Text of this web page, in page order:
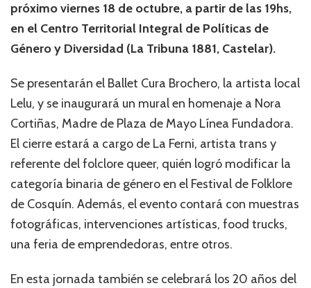
próximo viernes 18 de octubre, a partir de las 19hs,
en el Centro Territorial Integral de Políticas de
Género y Diversidad (La Tribuna 1881, Castelar).
Se presentarán el Ballet Cura Brochero, la artista local
Lelu, y se inaugurará un mural en homenaje a Nora
Cortiñas, Madre de Plaza de Mayo Línea Fundadora.
El cierre estará a cargo de La Ferni, artista trans y
referente del folclore queer, quién logró modificar la
categoría binaria de género en el Festival de Folklore
de Cosquín. Además, el evento contará con muestras
fotográficas, intervenciones artísticas, food trucks,
una feria de emprendedoras, entre otros.
En esta jornada también se celebrará los 20 años del